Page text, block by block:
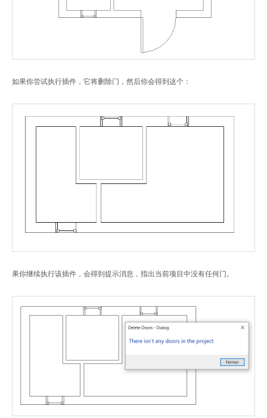
如果你尝试执行插件，它将删除门，然后你会得到这个：
果你继续执行该插件，会得到提示消息，指出当前项目中没有任何门。